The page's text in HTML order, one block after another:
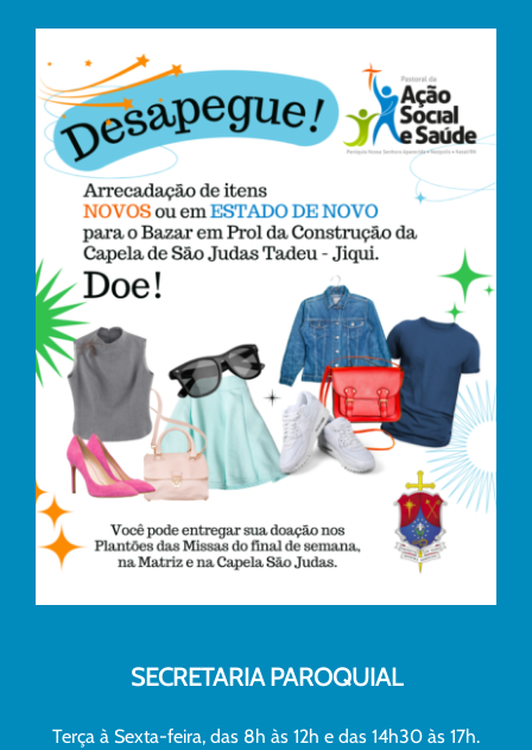
SECRETARIA PAROQUIAL
Terça à Sexta-feira, das 8h às 12h e das 14h30 às 17h.